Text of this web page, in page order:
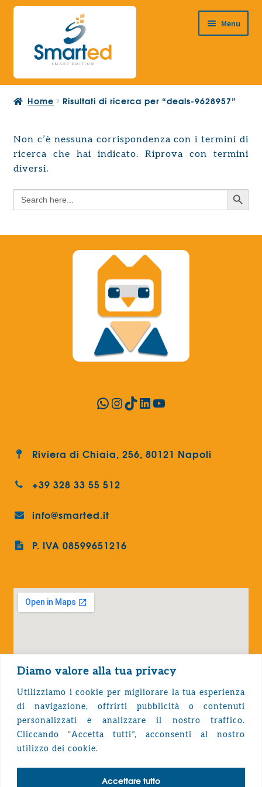
Diamo valore alla tua privacy
Utilizziamo i cookie per migliorare la tua esperienza
di navigazione, offrirti pubblicità o contenuti
personalizzati e analizzare il nostro traffico.
Cliccando “Accetta tutti”, acconsenti al nostro
utilizzo dei cookie.
Accettare tutto
Vai
navigazione
Vai
contenuto
Menu
HOME
PRODOTTI
Espandi
il
child
PROGETTAZIONE EUROPEA
menu
child
Search
Home Risultati di ricerca per “deals-9628957”
Non c’è nessuna corrispondenza con i termini di
ricerca che hai indicato. Riprova con termini
diversi.
Search
for:
Search Button
WhatsApp
Instagram
TikTok
LinkedIn
YouTube
Riviera di Chiaia, 256, 80121 Napoli
+39 328 33 55 512
info@smarted.it
P. IVA 08599651216
Privacy Policy